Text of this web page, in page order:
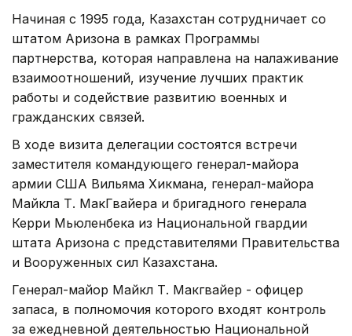
Начиная с 1995 года, Казахстан сотрудничает со
штатом Аризона в рамках Программы
партнерства, которая направлена на налаживание
взаимоотношений, изучение лучших практик
работы и содействие развитию военных и
гражданских связей.
В ходе визита делегации состоятся встречи
заместителя командующего генерал-майора
армии США Вильяма Хикмана, генерал-майора
Майкла Т. МакГвайера и бригадного генерала
Керри Мьюленбека из Национальной гвардии
штата Аризона с представителями Правительства
и Вооруженных сил Казахстана.
Генерал-майор Майкл Т. Макгвайер - офицер
запаса, в полномочия которого входят контроль
за ежедневной деятельностью Национальной